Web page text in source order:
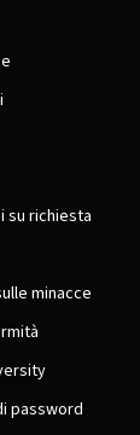
su richiesta
minacce
password